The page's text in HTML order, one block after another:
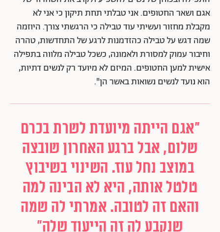
אגם ושאר החטופים. אני טבלתי תחת תיקון כי אני לא
מקבלת מחזור ועשיתי עוד טבילה כי הרגשתי צורך. היוזמה
שמה דגש על טבילה כהזדמנות לרגע של התחדשות, טהרה
וחיבור עמוק למסורת ולאמונה, כשכל טבילה מלווה בתפילה
אישית למען החטופים. המיזם לא מיועד רק לנשים דתיות,
הוא נועד לנשים נשואות באשר הן".
"אגם הייתה מיועדת לשרת בכרם
שלום, אבל ברגע האחרון שובצה
במוצב נחל עוז. השינוי בשיבוץ
טלטל אותה, היא לא הבינה למה
והאם זה לטובה. אמרתי לה שמה
שנקבע לה זה הייעוד שלה"